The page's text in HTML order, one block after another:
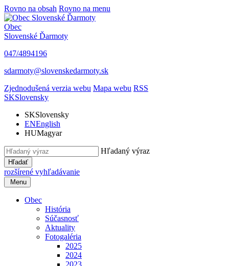
Rovno na obsah Rovno na menu
Obec
Slovenské Ďarmoty
047/4894196
sdarmoty@slovenskedarmoty.sk
Zjednodušená verzia webu Mapa webu RSS
SKSlovensky
SKSlovensky
ENEnglish
HUMagyar
Hľadaný výraz
Hľadať
rozšírené vyhľadávanie
Menu
Obec
História
Súčasnosť
Aktuality
Fotogaléria
2025
2024
2023